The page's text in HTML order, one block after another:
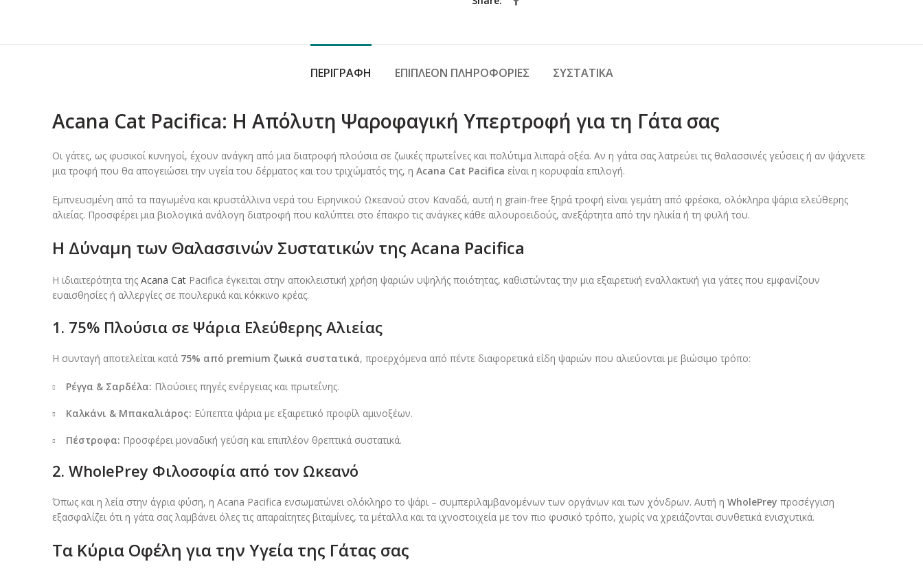
ΠΕΡΙΓΡΑΦΉ ΕΠΙΠΛΈΟΝ ΠΛΗΡΟΦΟΡΊΕΣ ΣΥΣΤΑΤΙΚΆ
Acana Cat Pacifica: Η Απόλυτη Ψαροφαγική Υπερτροφή για τη Γάτα σας
Οι γάτες, ως φυσικοί κυνηγοί, έχουν ανάγκη από μια διατροφή πλούσια σε ζωικές πρωτεΐνες και πολύτιμα λιπαρά οξέα. Αν η γάτα σας λατρεύει τις θαλασσινές γεύσεις ή αν ψάχνετε
μια τροφή που θα απογειώσει την υγεία του δέρματος και του τριχώματός της, η Acana Cat Pacifica είναι η κορυφαία επιλογή.
Εμπνευσμένη από τα παγωμένα και κρυστάλλινα νερά του Ειρηνικού Ωκεανού στον Καναδά, αυτή η grain-free ξηρά τροφή είναι γεμάτη από φρέσκα, ολόκληρα ψάρια ελεύθερης
αλιείας. Προσφέρει μια βιολογικά ανάλογη διατροφή που καλύπτει στο έπακρο τις ανάγκες κάθε αιλουροειδούς, ανεξάρτητα από την ηλικία ή τη φυλή του.
Η Δύναμη των Θαλασσινών Συστατικών της Acana Pacifica
Η ιδιαιτερότητα της Acana Cat Pacifica έγκειται στην αποκλειστική χρήση ψαριών υψηλής ποιότητας, καθιστώντας την μια εξαιρετική εναλλακτική για γάτες που εμφανίζουν
ευαισθησίες ή αλλεργίες σε πουλερικά και κόκκινο κρέας.
1. 75% Πλούσια σε Ψάρια Ελεύθερης Αλιείας
Η συνταγή αποτελείται κατά 75% από premium ζωικά συστατικά, προερχόμενα από πέντε διαφορετικά είδη ψαριών που αλιεύονται με βιώσιμο τρόπο:
Ρέγγα & Σαρδέλα: Πλούσιες πηγές ενέργειας και πρωτεΐνης.
Καλκάνι & Μπακαλιάρος: Εύπεπτα ψάρια με εξαιρετικό προφίλ αμινοξέων.
Πέστροφα: Προσφέρει μοναδική γεύση και επιπλέον θρεπτικά συστατικά.
2. WholePrey Φιλοσοφία από τον Ωκεανό
Όπως και η λεία στην άγρια φύση, η Acana Pacifica ενσωματώνει ολόκληρο το ψάρι – συμπεριλαμβανομένων των οργάνων και των χόνδρων. Αυτή η WholePrey προσέγγιση
εξασφαλίζει ότι η γάτα σας λαμβάνει όλες τις απαραίτητες βιταμίνες, τα μέταλλα και τα ιχνοστοιχεία με τον πιο φυσικό τρόπο, χωρίς να χρειάζονται συνθετικά ενισχυτικά.
Τα Κύρια Οφέλη για την Υγεία της Γάτας σας